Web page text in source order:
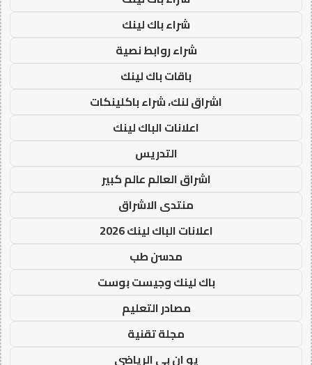
شراء باك لينك
شراء روابط نصية
باقات باك لينك
اشراق لنك، شراء باكلينكات
اعلانات الباك لينك
التدريس
اشراق العالم عالم كبير
منتدى الاشراق
اعلانات الباك لينك 2026
مدسن طب
باك لينك وجيست بوست
مصادر التعليم
مجلة تقنية
يو ان بي الرياضي